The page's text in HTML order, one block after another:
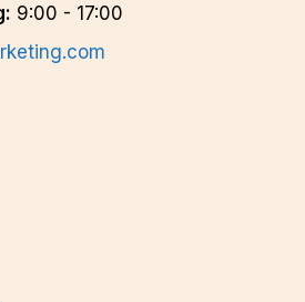
9:00 - 17:00